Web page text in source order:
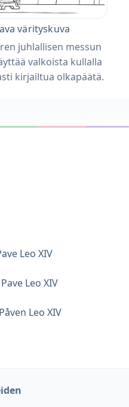
värityskuva
juhlallisen messun
valkoista kullalla
kirjailtua olkapäätä.
Leo XIV
Leo XIV
Leo XIV